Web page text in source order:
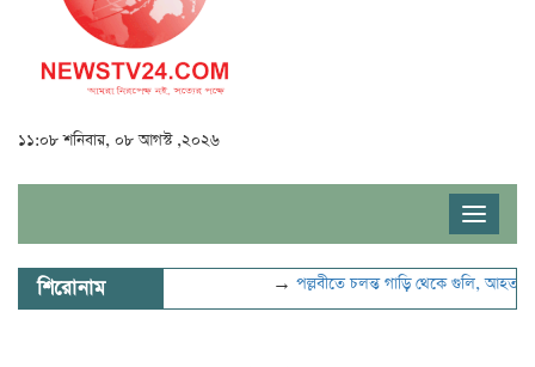
১১:০৮ শনিবার, ০৮ আগস্ট ,২০২৬
Toggle
শিরোনাম পল্লবীতে চলন্ত গাড়ি থেকে গুলি, আহত ২→